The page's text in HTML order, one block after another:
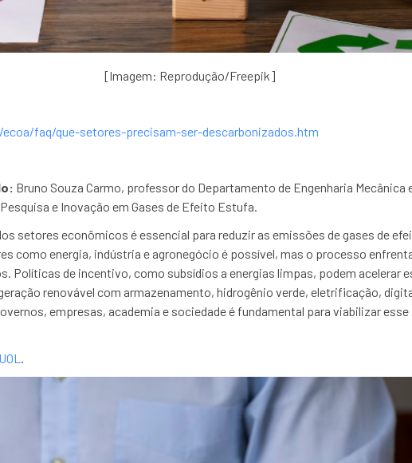
[Imagem: Reprodução/Freepik]
faq/que-setores-precisam-ser-descarbonizados.htm
Bruno Souza Carmo, professor do Departamento de Engenharia Mecânica
e Inovação em Gases de Efeito Estufa.
setores econômicos é essencial para reduzir as emissões de gases de
como energia, indústria e agronegócio é possível, mas o processo
Políticas de incentivo, como subsídios a energias limpas, podem acelerar
renovável com armazenamento, hidrogênio verde, eletrificação,
empresas, academia e sociedade é fundamental para viabilizar
.